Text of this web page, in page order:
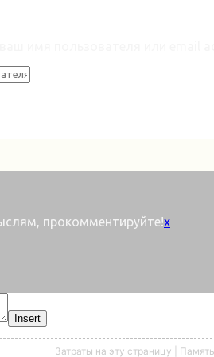
прокомментируйте!x
Insert
Затраты на эту страницу |